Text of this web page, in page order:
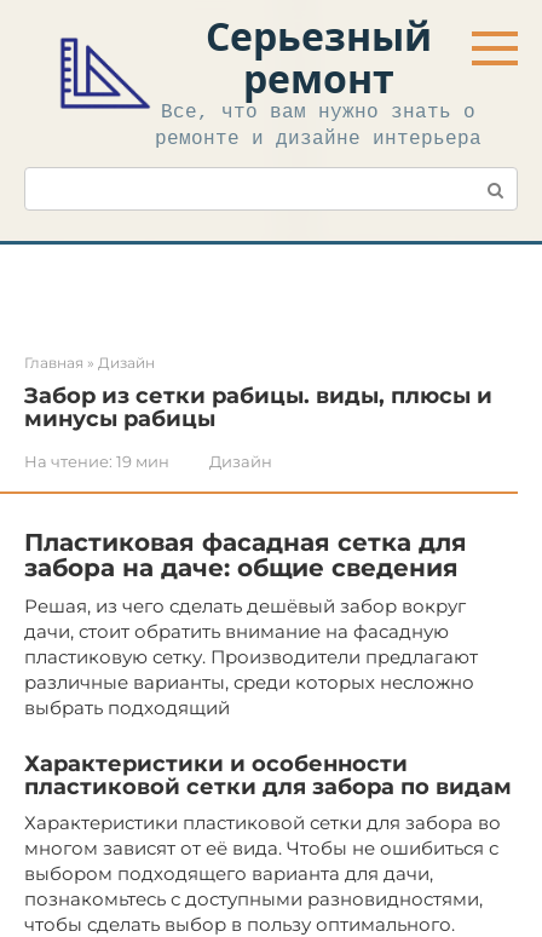
контенту
Серьезный
ремонт
Все, что вам нужно знать о
ремонте и дизайне интерьера
Поиск:
Главная » Дизайн
Забор из сетки рабицы. виды, плюсы и
минусы рабицы
На чтение: 19 мин Дизайн
Пластиковая фасадная сетка для
забора на даче: общие сведения
Решая, из чего сделать дешёвый забор вокруг
дачи, стоит обратить внимание на фасадную
пластиковую сетку. Производители предлагают
различные варианты, среди которых несложно
выбрать подходящий
Характеристики и особенности
пластиковой сетки для забора по видам
Характеристики пластиковой сетки для забора во
многом зависят от её вида. Чтобы не ошибиться с
выбором подходящего варианта для дачи,
познакомьтесь с доступными разновидностями,
чтобы сделать выбор в пользу оптимального.